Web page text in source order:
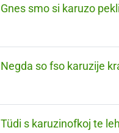
Gnes smo si karuzo
Negda so fso karuzije
Tüdi s karuzinofkoj te